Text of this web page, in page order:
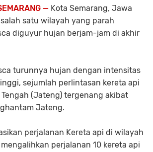
— Kota Semarang, Jawa
satu wilayah yang parah
diguyur hujan berjam-jam di akhir
turunnya hujan dengan intensitas
sejumlah perlintasan kereta api
(Jateng) tergenang akibat
Jateng.
perjalanan Kereta api di wilayah
perjalanan 10 kereta api